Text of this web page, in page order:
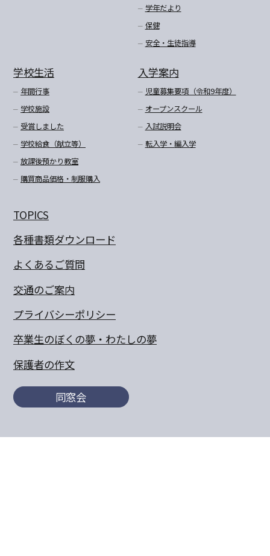
学年だより
保健
安全・生徒指導
学校生活
年間行事
学校施設
受賞しました
学校給食（献立等）
放課後預かり教室
購買商品価格・制服購入
入学案内
児童募集要項（令和9年度）
オープンスクール
入試説明会
転入学・編入学
TOPICS
各種書類ダウンロード
よくあるご質問
交通のご案内
プライバシーポリシー
卒業生のぼくの夢・わたしの夢
保護者の作文
同窓会